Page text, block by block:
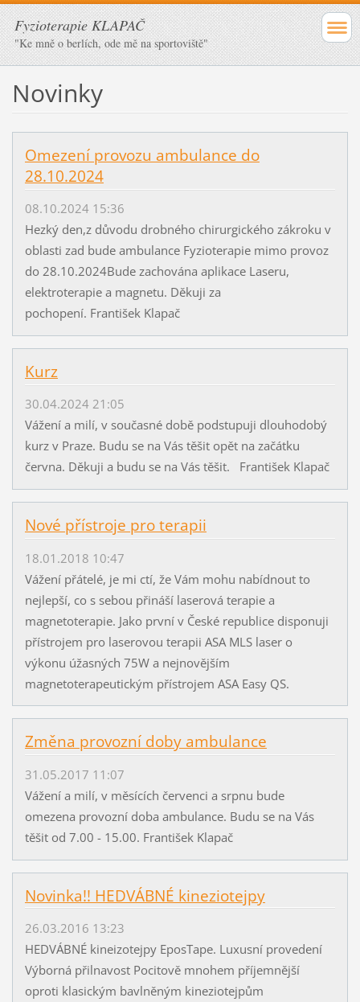
Fyzioterapie KLAPAČ
"Ke mně o berlích, ode mě na sportoviště"
Novinky
Omezení provozu ambulance do
28.10.2024
08.10.2024 15:36
Hezký den,z důvodu drobného chirurgického zákroku v
oblasti zad bude ambulance Fyzioterapie mimo provoz
do 28.10.2024Bude zachována aplikace Laseru,
elektroterapie a magnetu. Děkuji za
pochopení. František Klapač
Kurz
30.04.2024 21:05
Vážení a milí, v současné době podstupuji dlouhodobý
kurz v Praze. Budu se na Vás těšit opět na začátku
června. Děkuji a budu se na Vás těšit. František Klapač
Nové přístroje pro terapii
18.01.2018 10:47
Vážení přátelé, je mi ctí, že Vám mohu nabídnout to
nejlepší, co s sebou přináší laserová terapie a
magnetoterapie. Jako první v České republice disponuji
přístrojem pro laserovou terapii ASA MLS laser o
výkonu úžasných 75W a nejnovějším
magnetoterapeutickým přístrojem ASA Easy QS.
Změna provozní doby ambulance
31.05.2017 11:07
Vážení a milí, v měsících červenci a srpnu bude
omezena provozní doba ambulance. Budu se na Vás
těšit od 7.00 - 15.00. František Klapač
Novinka!! HEDVÁBNÉ kineziotejpy
26.03.2016 13:23
HEDVÁBNÉ kineizotejpy EposTape. Luxusní provedení
Výborná přilnavost Pocitově mnohem příjemnější
oproti klasickým bavlněným kineziotejpům